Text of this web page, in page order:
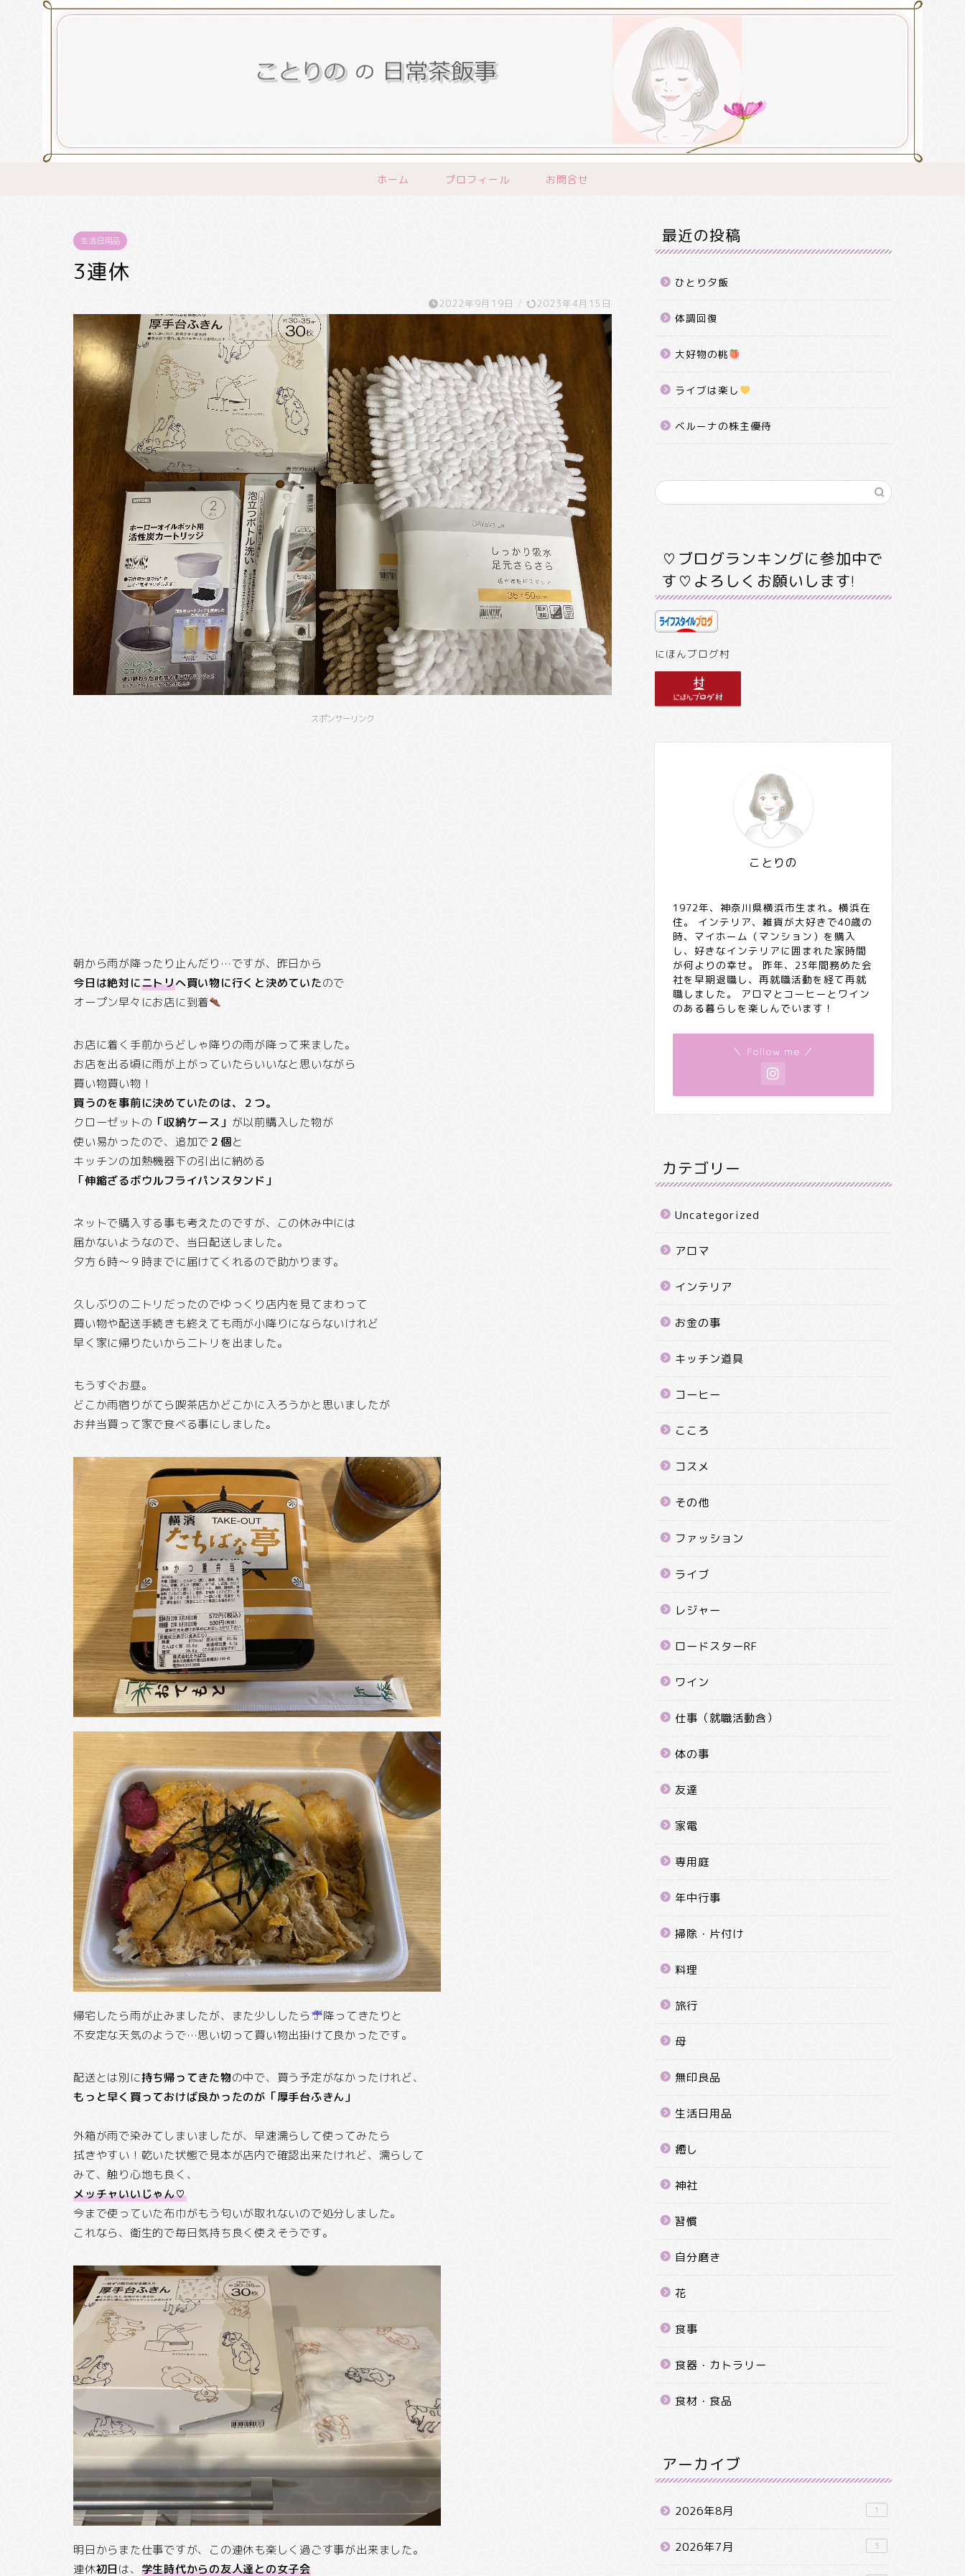
ホーム プロフィール お問合せ
生活日用品
3連休
2022年9月19日 / 2023年4月15日
スポンサーリンク
朝から雨が降ったり止んだり…ですが、昨日から
今日は絶対にニトリへ買い物に行くと決めていたので
オープン早々にお店に到着
お店に着く手前からどしゃ降りの雨が降って来ました。
お店を出る頃に雨が上がっていたらいいなと思いながら
買い物買い物！
買うのを事前に決めていたのは、２つ。
クローゼットの 「収納ケース」 が以前購入した物が
使い易かったので、追加で ２個と
キッチンの加熱機器下の引出に納める
「伸縮ざるボウルフライパンスタンド」
ネットで購入する事も考えたのですが、この休み中には
届かないようなので、当日配送しました。
夕方６時～９時までに届けてくれるので助かります。
久しぶりのニトリだったのでゆっくり店内を見てまわって
買い物や配送手続きも終えても雨が小降りにならないけれど
早く家に帰りたいからニトリを出ました。
もうすぐお昼。
どこか雨宿りがてら喫茶店かどこかに入ろうかと思いましたが
お弁当買って家で食べる事にしました。
帰宅したら雨が止みましたが、また少ししたら
降ってきたりと
不安定な天気のようで…思い切って買い物出掛けて良かったです。
配送とは別に持ち帰ってきた物の中で、買う予定がなかったけれど、
もっと早く買っておけば良かったのが「厚手台ふきん」
外箱が雨で染みてしまいましたが、早速濡らして使ってみたら
拭きやすい！乾いた状態で見本が店内で確認出来たけれど、濡らして
みて、触り心地も良く、
メッチャいいじゃん♡
今まで使っていた布巾がもう匂いが取れないので処分しました。
これなら、衛生的で毎日気持ち良く使えそうです。
明日からまた仕事ですが、この連休も楽しく過ごす事が出来ました。
連休初日は、 学生時代からの友人達との女子会
最近の投稿
ひとり夕飯
体調回復
大好物の桃
ライブは楽し
ベルーナの株主優待
♡ブログランキングに参加中で
す♡よろしくお願いします!
にほんブログ村
ことりの
1972年、神奈川県横浜市生まれ。横浜在
住。 インテリア、雑貨が大好きで40歳の
時、マイホーム（マンション）を購入
し、好きなインテリアに囲まれた家時間
が何よりの幸せ。 昨年、23年間務めた会
社を早期退職し、再就職活動を経て再就
職しました。 アロマとコーヒーとワイン
のある暮らしを楽しんでいます！
＼ Follow me ／
カテゴリー
Uncategorized
アロマ
インテリア
お金の事
キッチン道具
コーヒー
こころ
コスメ
その他
ファッション
ライブ
レジャー
ロードスターRF
ワイン
仕事（就職活動含）
体の事
友達
家電
専用庭
年中行事
掃除・片付け
料理
旅行
母
無印良品
生活日用品
癒し
神社
習慣
自分磨き
花
食事
食器・カトラリー
食材・食品
アーカイブ
2026年8月 1
2026年7月 3